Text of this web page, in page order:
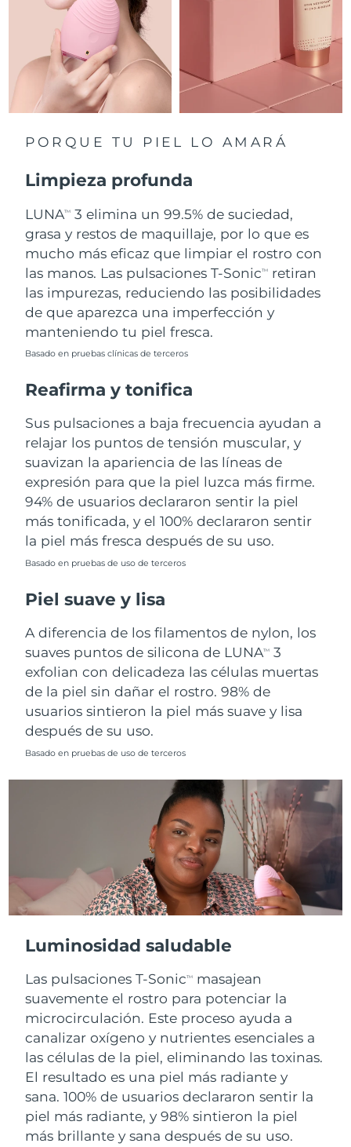
PORQUE TU PIEL LO AMARÁ
Limpieza profunda
LUNATM
3 elimina un 99.5% de suciedad,
grasa y restos de maquillaje, por lo que es
mucho más eficaz que limpiar el rostro con
las manos. Las pulsaciones T-SonicTM
retiran
las impurezas, reduciendo las posibilidades
de que aparezca una imperfección y
manteniendo tu piel fresca.
Basado en pruebas clínicas de terceros
Reafirma y tonifica
Sus pulsaciones a baja frecuencia ayudan a
relajar los puntos de tensión muscular, y
suavizan la apariencia de las líneas de
expresión para que la piel luzca más firme.
94% de usuarios declararon sentir la piel
más tonificada, y el 100% declararon sentir
la piel más fresca después de su uso.
Basado en pruebas de uso de terceros
Piel suave y lisa
A diferencia de los filamentos de nylon, los
suaves puntos de silicona de LUNATM
3
exfolian con delicadeza las células muertas
de la piel sin dañar el rostro. 98% de
usuarios sintieron la piel más suave y lisa
después de su uso.
Basado en pruebas de uso de terceros
Luminosidad saludable
Las pulsaciones T-SonicTM
masajean
suavemente el rostro para potenciar la
microcirculación. Este proceso ayuda a
canalizar oxígeno y nutrientes esenciales a
las células de la piel, eliminando las toxinas.
El resultado es una piel más radiante y
sana. 100% de usuarios declararon sentir la
piel más radiante, y 98% sintieron la piel
más brillante y sana después de su uso.
Singapur 8/13/26
Eslovaquia 8/11/26
Eslovenia Entrega prevista 8/11/26
Suecia Entrega prevista8/11/26
Suiza Entrega prevista8/11/26
Taiwán Entrega prevista
Turquía
Emiratos Árabes
Unidos
Entrega prevista8/12/26
Reino Unido Entrega prevista
Estados Unidos Entrega prevista8/12/26
Uzbekistán Entrega prevista